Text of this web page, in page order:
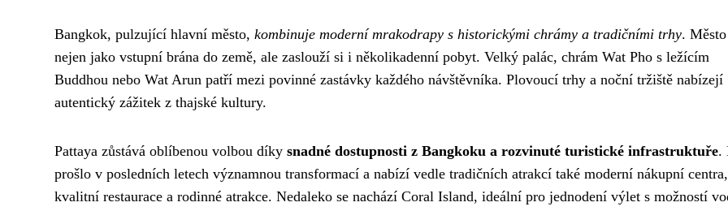
Bangkok, pulzující hlavní město, kombinuje moderní mrakodrapy s historickými chrámy a tradičními trhy.
nejen jako vstupní brána do země, ale zaslouží si i několikadenní pobyt. Velký palác, chrám Wat Pho s ležícím
Buddhou nebo Wat Arun patří mezi povinné zastávky každého návštěvníka. Plovoucí trhy a noční tržiště nabízejí
autentický zážitek z thajské kultury.
Pattaya zůstává oblíbenou volbou díky snadné dostupnosti z Bangkoku a rozvinuté turistické infrastruktuře.
prošlo v posledních letech významnou transformací a nabízí vedle tradičních atrakcí také moderní nákupní centra,
kvalitní restaurace a rodinné atrakce. Nedaleko se nachází Coral Island, ideální pro jednodení výlet s možností